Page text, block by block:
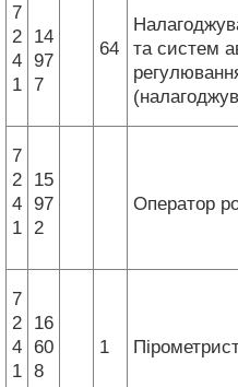
7
2
4
1
14
97
7
64
та систем
7
2
4
1
15
97
2
Оператор
7
2
4
1
16
60
8
1